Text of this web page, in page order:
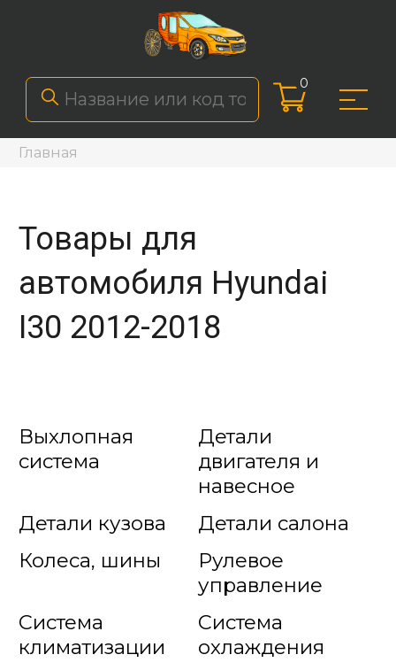
0
Главная
Товары для
автомобиля Hyundai
I30 2012-2018
Выхлопная
система
Детали
двигателя и
навесное
Детали кузова
Детали салона
Колеса, шины
Рулевое
управление
Система
климатизации
Система
охлаждения